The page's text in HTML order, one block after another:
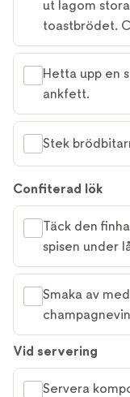
ut lagom
toastbrödet.
Hetta upp en
ankfett.
Stek
Confiterad lök
Täck den
spisen under
Smaka av
Vid servering
Servera